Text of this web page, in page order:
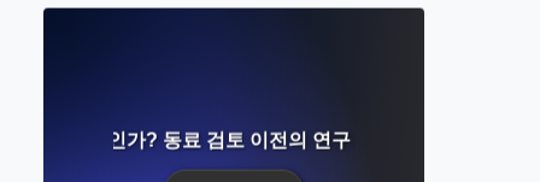
린트란 무엇인가? 동료 검토 이전의 연구 조기 공유 이해하기